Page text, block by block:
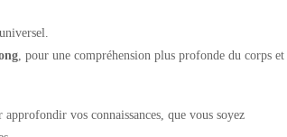
, pour une compréhension plus profonde du corps et
vos connaissances, que vous soyez